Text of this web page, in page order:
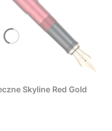
Gold